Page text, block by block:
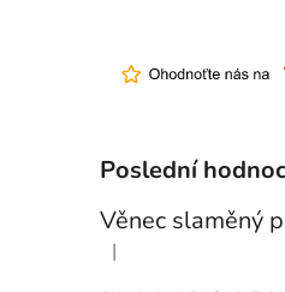
Poslední
Věnec slaměný
Hodnocení produktu
|